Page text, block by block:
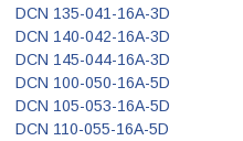
DCN 135-041-16A-3D
DCN 140-042-16A-3D
DCN 145-044-16A-3D
DCN 100-050-16A-5D
DCN 105-053-16A-5D
DCN 110-055-16A-5D